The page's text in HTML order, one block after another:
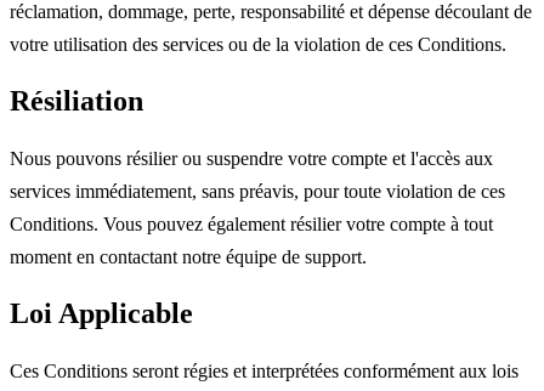
réclamation, dommage, perte, responsabilité et dépense découlant de
votre utilisation des services ou de la violation de ces Conditions.
Résiliation
Nous pouvons résilier ou suspendre votre compte et l'accès aux
services immédiatement, sans préavis, pour toute violation de ces
Conditions. Vous pouvez également résilier votre compte à tout
moment en contactant notre équipe de support.
Loi Applicable
Ces Conditions seront régies et interprétées conformément aux lois